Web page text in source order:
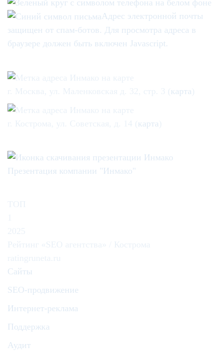
Адрес электронной почты
защищен от спам-ботов. Для просмотра адреса в
браузере должен быть включен Javascript.
карта
карта
Презентация компании "Инмако"
Сайты
SEO-продвижение
Интернет-реклама
Поддержка
Аудит